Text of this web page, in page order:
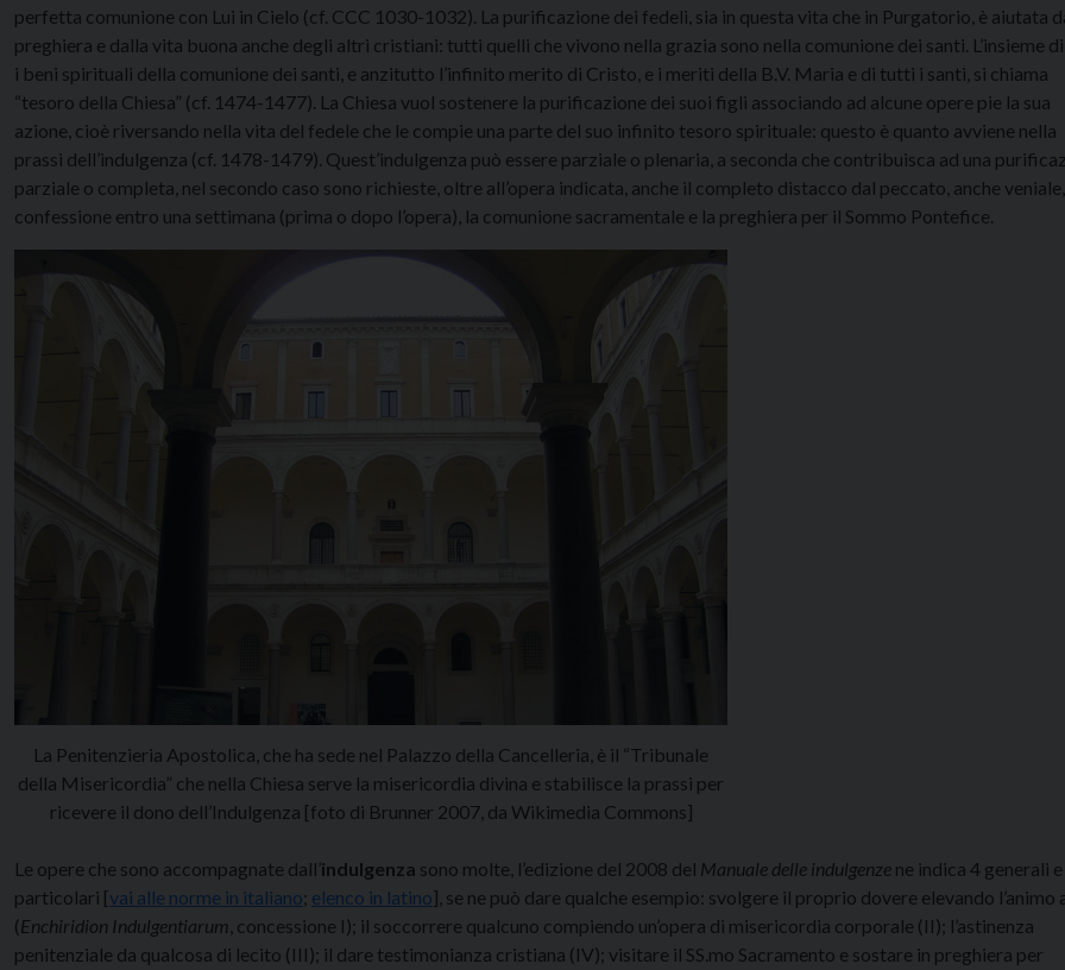
perfetta comunione con Lui in Cielo (cf. CCC 1030-1032). La purificazione dei fedeli, sia in questa vita che in Purgatorio, è aiutata
preghiera e dalla vita buona anche degli altri cristiani: tutti quelli che vivono nella grazia sono nella comunione dei santi. L’insieme
i beni spirituali della comunione dei santi, e anzitutto l’infinito merito di Cristo, e i meriti della B.V. Maria e di tutti i santi, si chiama
“tesoro della Chiesa” (cf. 1474-1477). La Chiesa vuol sostenere la purificazione dei suoi figli associando ad alcune opere pie la sua
azione, cioè riversando nella vita del fedele che le compie una parte del suo infinito tesoro spirituale: questo è quanto avviene nella
prassi dell’indulgenza (cf. 1478-1479). Quest’indulgenza può essere parziale o plenaria, a seconda che contribuisca ad una
parziale o completa, nel secondo caso sono richieste, oltre all’opera indicata, anche il completo distacco dal peccato, anche
confessione entro una settimana (prima o dopo l’opera), la comunione sacramentale e la preghiera per il Sommo Pontefice.
La Penitenzieria Apostolica, che ha sede nel Palazzo della Cancelleria, è il “Tribunale
della Misericordia” che nella Chiesa serve la misericordia divina e stabilisce la prassi per
ricevere il dono dell’Indulgenza [foto di Brunner 2007, da Wikimedia Commons]
Le opere che sono accompagnate dall’indulgenza sono molte, l’edizione del 2008 del Manuale delle indulgenze ne indica 4 generali
particolari [vai alle norme in italiano; elenco in latino], se ne può dare qualche esempio: svolgere il proprio dovere elevando l’animo
(Enchiridion Indulgentiarum , concessione I); il soccorrere qualcuno compiendo un’opera di misericordia corporale (II); l’astinenza
penitenziale da qualcosa di lecito (III); il dare testimonianza cristiana (IV); visitare il SS.mo Sacramento e sostare in preghiera per